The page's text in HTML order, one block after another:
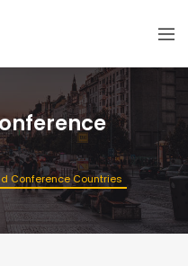
Conference Countries